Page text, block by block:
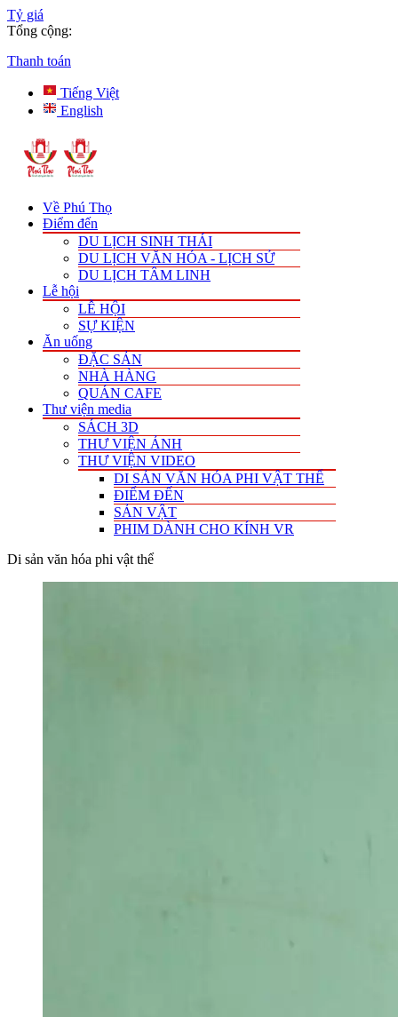
Tỷ giá
Tổng cộng:
Thanh toán
Tiếng Việt
English
Về Phú Thọ
Điểm đến
DU LỊCH SINH THÁI
DU LỊCH VĂN HÓA - LỊCH SỬ
DU LỊCH TÂM LINH
Lễ hội
LỄ HỘI
SỰ KIỆN
Ăn uống
ĐẶC SẢN
NHÀ HÀNG
QUÁN CAFE
Thư viện media
SÁCH 3D
THƯ VIỆN ẢNH
THƯ VIỆN VIDEO
DI SẢN VĂN HÓA PHI VẬT THỂ
ĐIỂM ĐẾN
SẢN VẬT
PHIM DÀNH CHO KÍNH VR
Di sản văn hóa phi vật thể